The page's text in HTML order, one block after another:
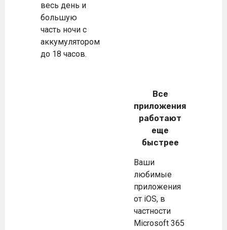
весь день и
большую
часть ночи с
аккумулятором
до 18 часов.
Все
приложения
работают
еще
быстрее
Ваши
любимые
приложения
от iOS, в
частности
Microsoft 365